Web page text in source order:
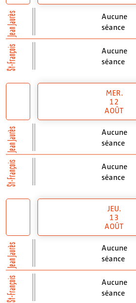
Jean Jaurès
St-François
Aucune
séance
Aucune
séance
Jean Jaurès
St-François
MER.
12
AOÛT
Aucune
séance
Aucune
séance
Jean Jaurès
St-François
JEU.
13
AOÛT
Aucune
séance
Aucune
séance